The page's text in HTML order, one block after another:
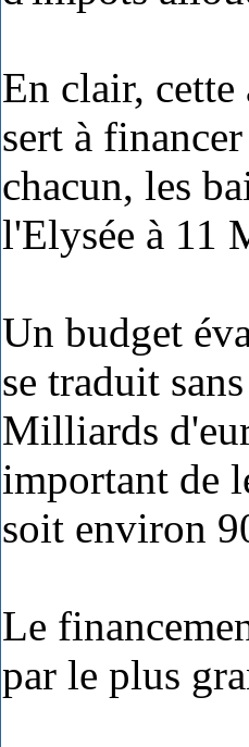
En clair, cette
sert à
chacun, les
l'Elysée à 11
Un budget
se traduit
Milliards
important de
soit environ
Le
par le plus